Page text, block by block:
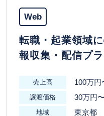
Web
転職・起業領域
報収集・配信プ
売上高 100万円
譲渡価格 30万円〜
地域 東京都